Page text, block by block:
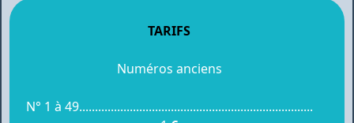
TARIFS
Numéros anciens
N° 1 à 49..........................................................................